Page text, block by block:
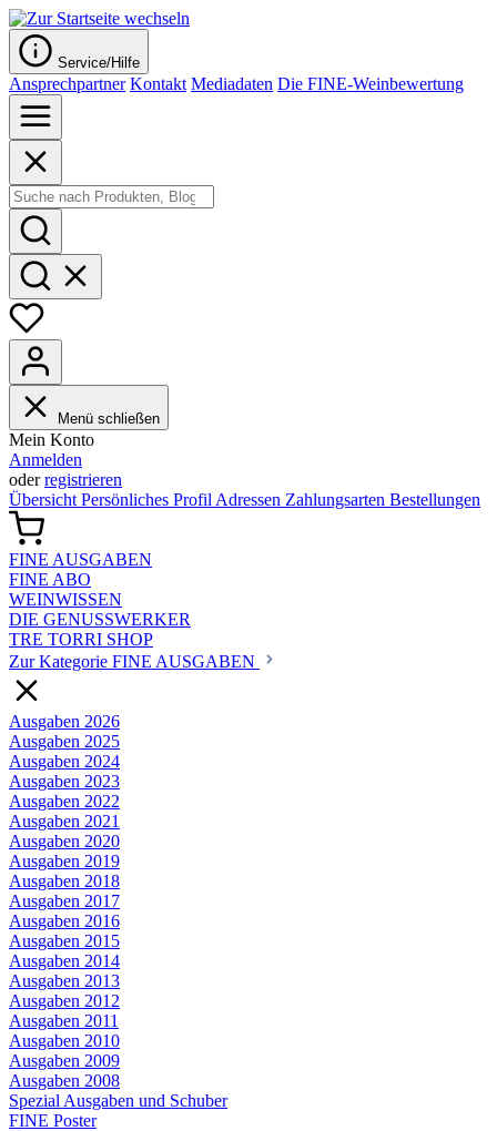
Service/Hilfe
Ansprechpartner Kontakt Mediadaten Die FINE-Weinbewertung
Menü schließen
Mein Konto
Anmelden
oderregistrieren
Übersicht Persönliches Profil Adressen Zahlungsarten Bestellungen
FINE AUSGABEN
FINE ABO
WEINWISSEN
DIE GENUSSWERKER
TRE TORRI SHOP
Zur Kategorie FINE AUSGABEN
Ausgaben 2026
Ausgaben 2025
Ausgaben 2024
Ausgaben 2023
Ausgaben 2022
Ausgaben 2021
Ausgaben 2020
Ausgaben 2019
Ausgaben 2018
Ausgaben 2017
Ausgaben 2016
Ausgaben 2015
Ausgaben 2014
Ausgaben 2013
Ausgaben 2012
Ausgaben 2011
Ausgaben 2010
Ausgaben 2009
Ausgaben 2008
Spezial Ausgaben und Schuber
FINE Poster